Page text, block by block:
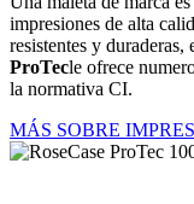
impresiones de alta
resistentes y duraderas,
ProTecle ofrece
la normativa CI.
MÁS SOBRE